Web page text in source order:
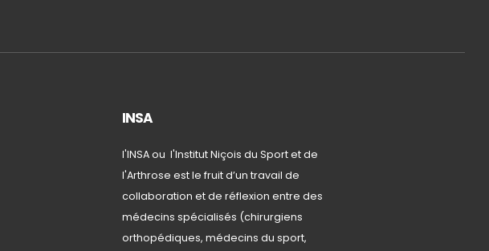
INSA
l'INSA ou l'Institut Niçois du Sport et de
l'Arthrose est le fruit d’un travail de
collaboration et de réflexion entre des
médecins spécialisés (chirurgiens
orthopédiques, médecins du sport,